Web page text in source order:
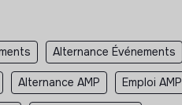
Alternance Événements
Alternance AMP Emploi AMP